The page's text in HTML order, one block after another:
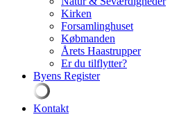
Kirken
Forsamlinghuset
Købmanden
Årets Haastrupper
Er du tilflytter?
Byens Register
Kontakt